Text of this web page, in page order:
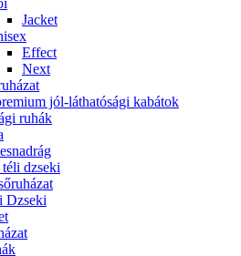
Jacket
Effect
Next
jól-láthatósági kabátok
ruhák
dzseki
Dzseki